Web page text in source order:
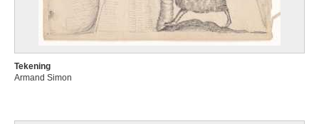
Tekening
Armand Simon